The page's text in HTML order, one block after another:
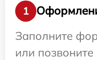
1
Заполните
или